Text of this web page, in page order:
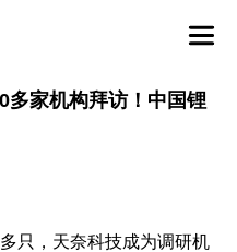
多家机构拜访！中国锂
只，天奈科技成为调研机